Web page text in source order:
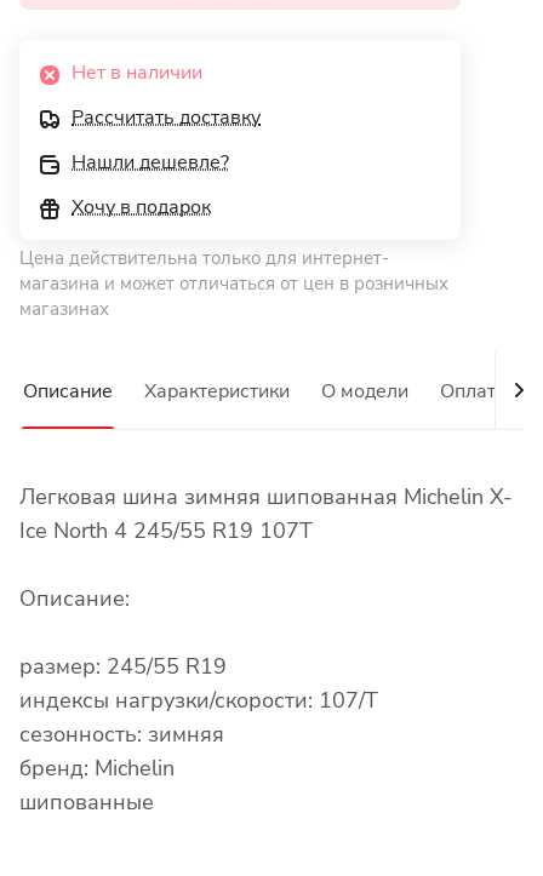
Нет в наличии
Рассчитать доставку
Нашли дешевле?
Хочу в подарок
Цена действительна только для интернет-
магазина и может отличаться от цен в розничных
магазинах
Описание Характеристики О модели Оплата
Легковая шина зимняя шипованная Michelin X-
Ice North 4 245/55 R19 107T
Описание:
размер: 245/55 R19
индексы нагрузки/скорости: 107/T
сезонность: зимняя
бренд: Michelin
шипованные